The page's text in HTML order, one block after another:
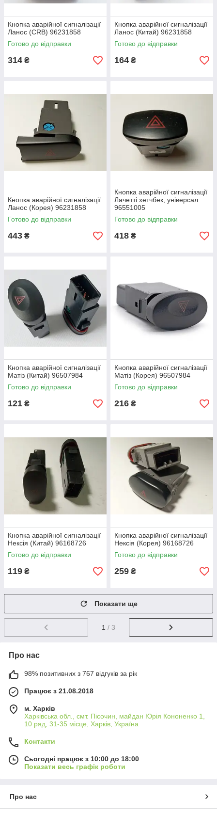
Кнопка аварійної сигналізації
Ланос (CRB) 96231858
Готово до відправки
314 ₴
Кнопка аварійної сигналізації
Ланос (Китай) 96231858
Готово до відправки
164 ₴
Кнопка аварійної сигналізації
Ланос (Корея) 96231858
Готово до відправки
443 ₴
Кнопка аварійної сигналізації
Лачетті хетчбек, універсал
96551005
Готово до відправки
418 ₴
Кнопка аварійної сигналізації
Матіз (Китай) 96507984
Готово до відправки
121 ₴
Кнопка аварійної сигналізації
Матіз (Корея) 96507984
Готово до відправки
216 ₴
Кнопка аварійної сигналізації
Нексія (Китай) 96168726
Готово до відправки
119 ₴
Кнопка аварійної сигналізації
Нексія (Корея) 96168726
Готово до відправки
259 ₴
Показати ще
1 / 3
Про нас
98% позитивних з 767 відгуків за рік
Працює з 21.08.2018
м. Харків
Харківська обл., смт. Пісочин, майдан Юрія Кононенко 1,
10 ряд, 31-35 місце, Харків, Україна
Контакти
Сьогодні працює з 10:00 до 18:00
Показати весь графік роботи
Про нас